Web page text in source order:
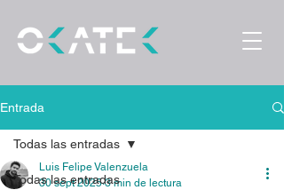
Entrada
Todas las entradas
Todas las entradas
Luis Felipe Valenzuela
30 sept 2025 3 min de lectura